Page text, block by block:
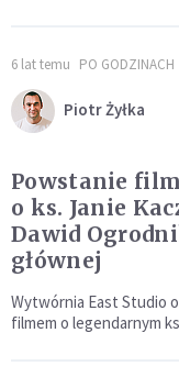
6 lat temu PO GODZINACH
Piotr Żyłka
Powstanie
o ks. Janie
Dawid
głównej
Wytwórnia East Studio
filmem o legendarnym